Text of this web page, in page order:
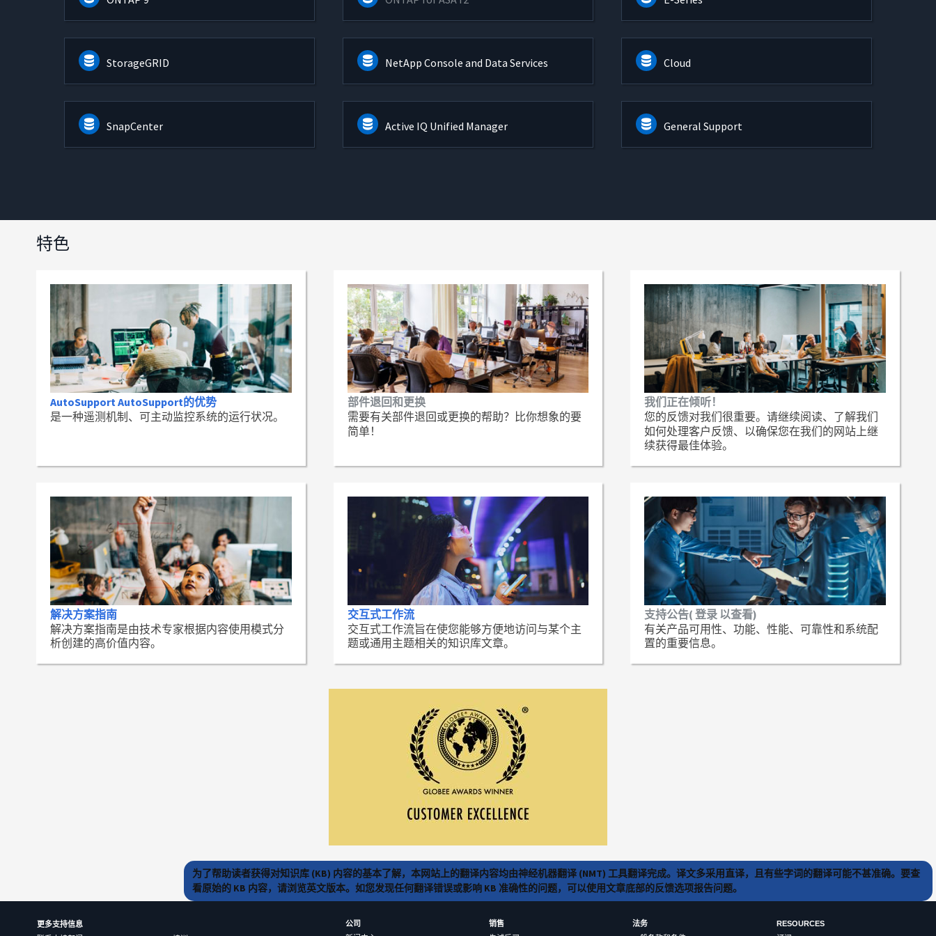
StorageGRID NetApp Console and Data Services Cloud
SnapCenter Active IQ Unified Manager General Support
特色
AutoSupport AutoSupport的优势
是一种遥测机制、可主动监控系统的运行状况。
部件退回和更换
需要有关部件退回或更换的帮助？比你想象的要
简单！
我们正在倾听！
您的反馈对我们很重要。请继续阅读、了解我们
如何处理客户反馈、以确保您在我们的网站上继
续获得最佳体验。
解决方案指南
解决方案指南是由技术专家根据内容使用模式分
析创建的高价值内容。
交互式工作流
交互式工作流旨在使您能够方便地访问与某个主
题或通用主题相关的知识库文章。
支持公告( 登录 以查看)
有关产品可用性、功能、性能、可靠性和系统配
置的重要信息。
为了帮助读者获得对知识库 (KB) 内容的基本了解，本网站上的翻译内容均由神经机器翻译 (NMT) 工具翻译完成。译文多采用直译，且有些字词的翻译可能不甚准确。要查
看原始的 KB 内容，请浏览英文版本。如您发现任何翻译错误或影响 KB 准确性的问题，可以使用文章底部的反馈选项报告问题。
更多支持信息
公司
销售
法务
RESOURCES